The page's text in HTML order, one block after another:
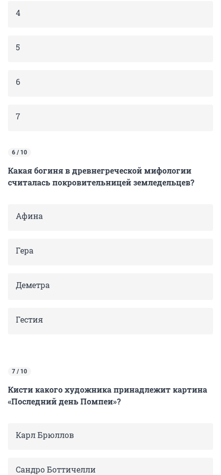
4
5
6
7
6 / 10
Какая богиня в древнегреческой мифологии
считалась покровительницей земледельцев?
Афина
Гера
Деметра
Гестия
7 / 10
Кисти какого художника принадлежит картина
«Последний день Помпеи»?
Карл Брюллов
Сандро Боттичелли